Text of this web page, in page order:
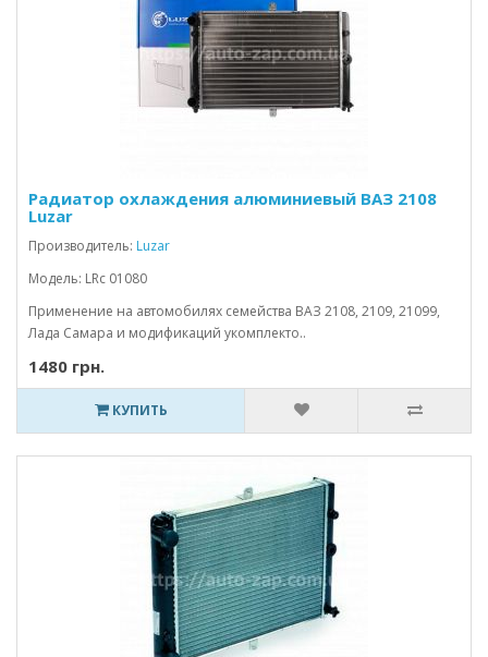
Радиатор охлаждения алюминиевый ВАЗ 2108
Luzar
Производитель: Luzar
Модель: LRc 01080
Применение на автомобилях семейства ВАЗ 2108, 2109, 21099,
Лада Самара и модификаций укомплекто..
1480 грн.
КУПИТЬ